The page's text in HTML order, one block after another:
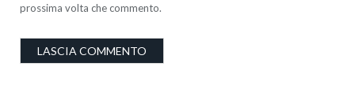
prossima volta che commento.